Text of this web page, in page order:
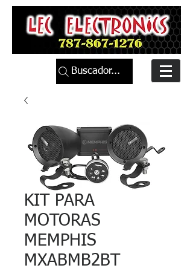
Buscador...
KIT PARA
MOTORAS
MEMPHIS
MXABMB2BT